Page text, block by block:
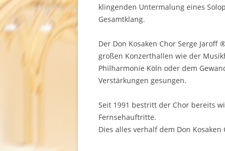
klingenden Untermalung eines
Gesamtklang.
Der Don Kosaken Chor Serge
großen Konzerthallen wie der
Philharmonie Köln oder dem
Verstärkungen gesungen.
Seit 1991 bestritt der Chor bereits
Fernsehauftritte.
Dies alles verhalf dem Don